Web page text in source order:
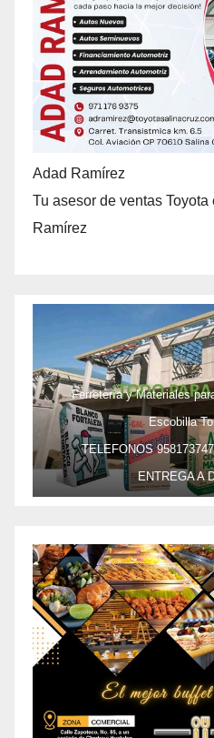
Adad Ramírez
Tu asesor de ventas
Ramírez
Ferretería y Materiales
Escobilla
TELEFONOS
ENTREGA A